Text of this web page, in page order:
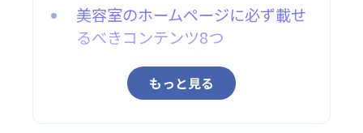
美容室のホームページに必ず載せ
るべきコンテンツ8つ
もっと見る